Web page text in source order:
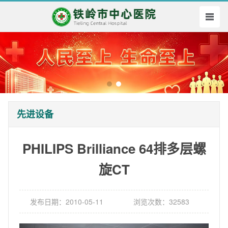
先进设备
PHILIPS Brilliance 64排多层螺
旋CT
发布日期：2010-05-11 浏览次数：32583